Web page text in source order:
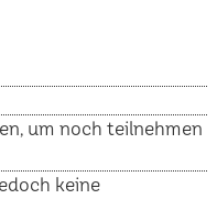
um noch teilnehmen
keine